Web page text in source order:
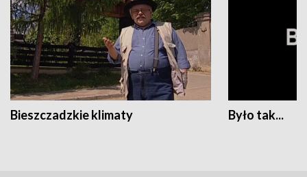
Bieszczadzkie klimaty Było tak...